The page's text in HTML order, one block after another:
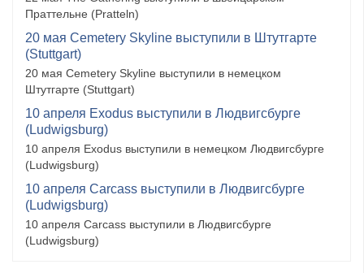
Праттельне (Pratteln)
20 мая Cemetery Skyline выступили в Штутгарте
(Stuttgart)
20 мая Cemetery Skyline выступили в немецком
Штутгарте (Stuttgart)
10 апреля Exodus выступили в Людвигсбурге
(Ludwigsburg)
10 апреля Exodus выступили в немецком Людвигсбурге
(Ludwigsburg)
10 апреля Carcass выступили в Людвигсбурге
(Ludwigsburg)
10 апреля Carcass выступили в Людвигсбурге
(Ludwigsburg)